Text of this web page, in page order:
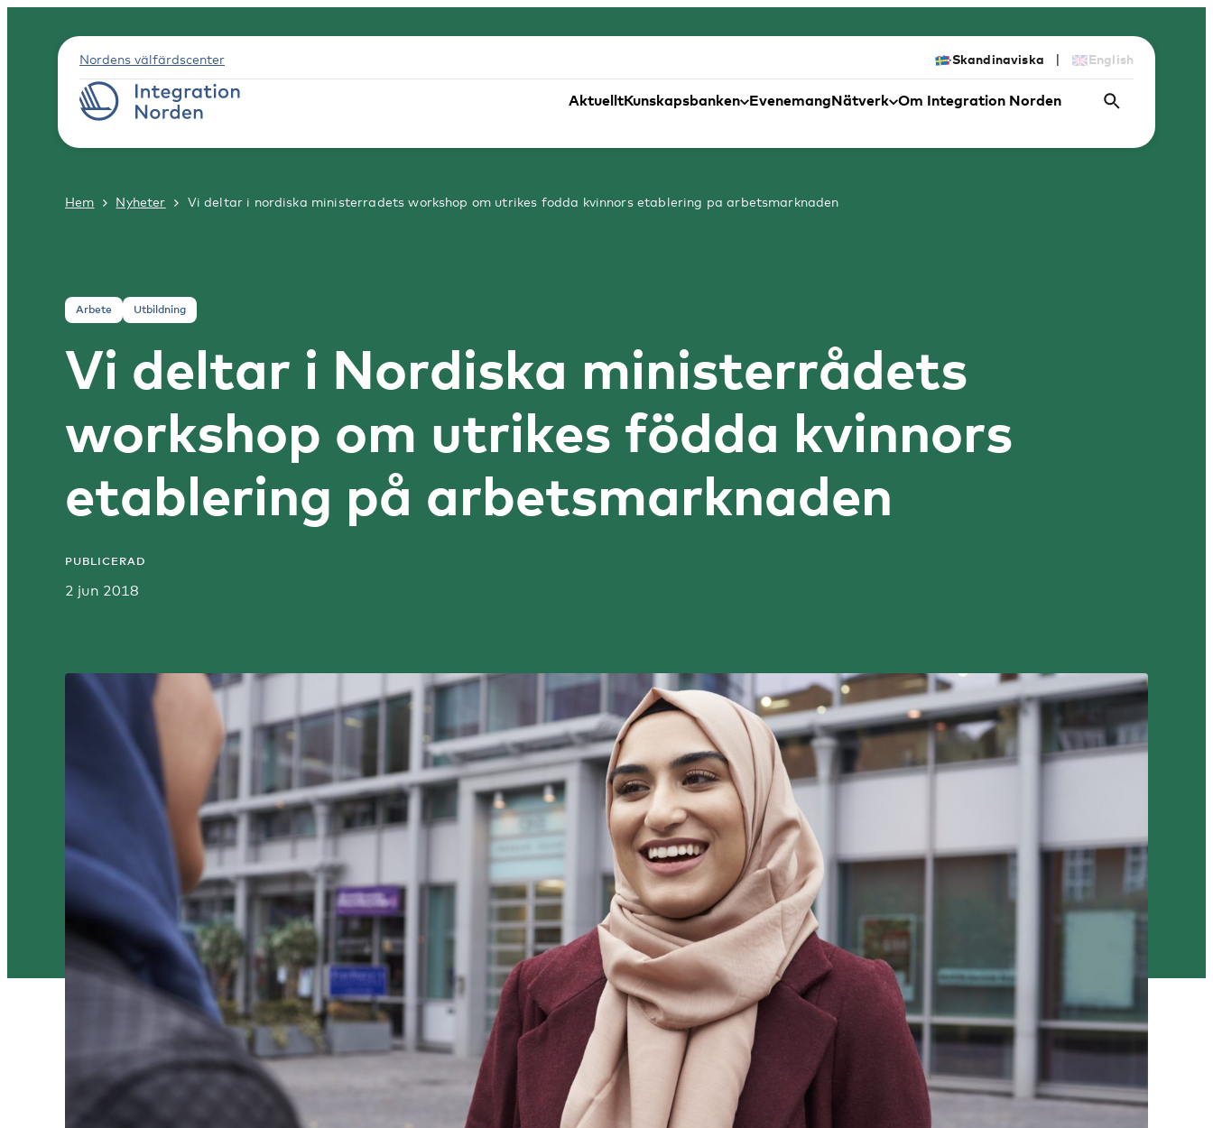
Nordens välfärdscenter Skandinaviska | English
AktuelltKunskapsbanken EvenemangNätverk Om Integration Norden
Hem Nyheter Vi deltar i nordiska ministerradets workshop om utrikes fodda kvinnors etablering pa arbetsmarknaden
Arbete Utbildning
Vi deltar i Nordiska ministerrådets
workshop om utrikes födda kvinnors
etablering på arbetsmarknaden
PUBLICERAD
2 jun 2018